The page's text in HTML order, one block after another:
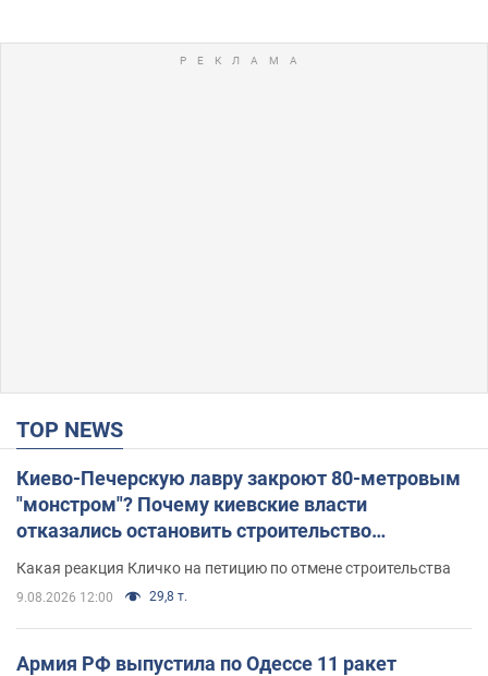
TOP NEWS
Киево-Печерскую лавру закроют 80-метровым
"монстром"? Почему киевские власти
отказались остановить строительство
Какая реакция Кличко на петицию по отмене строительства
9.08.2026 12:00 29,8 т.
Армия РФ выпустила по Одессе 11 ракет